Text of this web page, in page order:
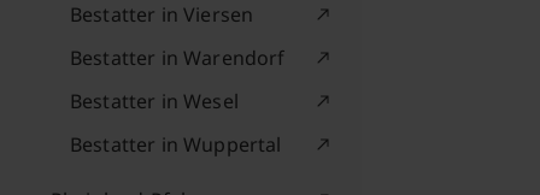
Bestatter in Viersen
Bestatter in Warendorf
Bestatter in Wesel
Bestatter in Wuppertal